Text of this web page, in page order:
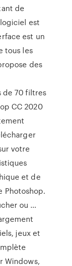
de
est
est un
tous les
des
de 70 filtres
CC 2020
votre
et de
Photoshop.
ou …
jeux et
Windows,